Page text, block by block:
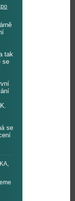
tak
se
se